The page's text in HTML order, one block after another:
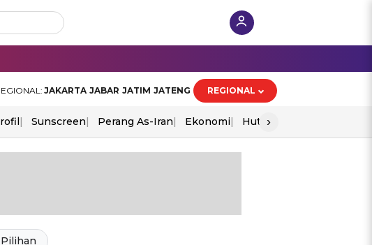
JAKARTA JABAR JATIM JATENG REGIONAL
Sunscreen Perang As-Iran Ekonomi Hut Ri
›